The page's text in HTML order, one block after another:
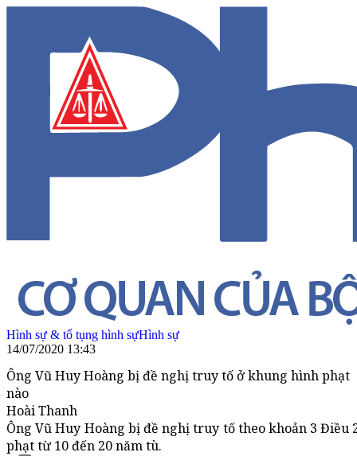
Hình sự & tố tụng hình sựHình sự
14/07/2020 13:43
Ông Vũ Huy Hoàng bị đề nghị truy tố ở khung hình phạt
nào
Hoài Thanh
Ông Vũ Huy Hoàng bị đề nghị truy tố theo khoản 3 Điều
phạt từ 10 đến 20 năm tù.